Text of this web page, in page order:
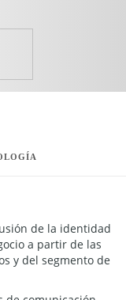
de la identidad
a partir de las
y del segmento de